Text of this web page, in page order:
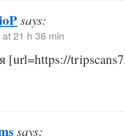
says:
21 h 36 min
[url=https://
says: